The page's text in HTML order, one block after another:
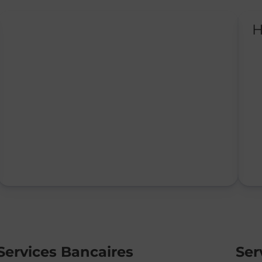
Bancaires